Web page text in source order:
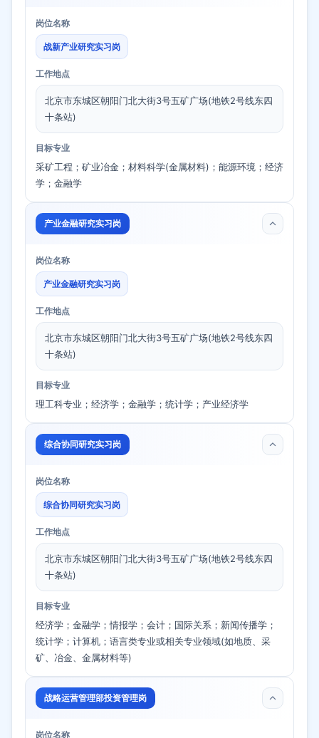
岗位名称
战新产业研究实习岗
工作地点
北京市东城区朝阳门北大街3号五矿广场(地铁2号线东四
十条站)
目标专业
采矿工程；矿业冶金；材料科学(金属材料)；能源环境；经济
学；金融学
产业金融研究实习岗
岗位名称
产业金融研究实习岗
工作地点
北京市东城区朝阳门北大街3号五矿广场(地铁2号线东四
十条站)
目标专业
理工科专业；经济学；金融学；统计学；产业经济学
综合协同研究实习岗
岗位名称
综合协同研究实习岗
工作地点
北京市东城区朝阳门北大街3号五矿广场(地铁2号线东四
十条站)
目标专业
经济学；金融学；情报学；会计；国际关系；新闻传播学；
统计学；计算机；语言类专业或相关专业领域(如地质、采
矿、冶金、金属材料等)
战略运营管理部投资管理岗
岗位名称